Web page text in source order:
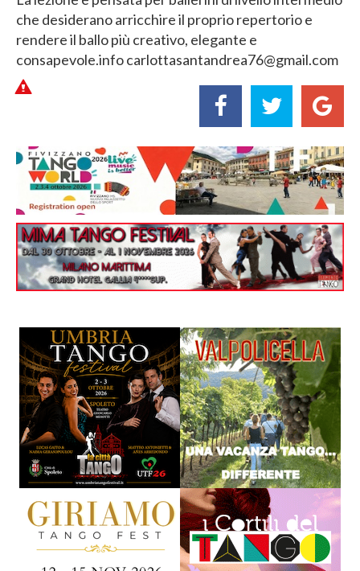
che desiderano arricchire il proprio repertorio e
rendere il ballo più creativo, elegante e
consapevole.info carlottasantandrea76@gmail.com